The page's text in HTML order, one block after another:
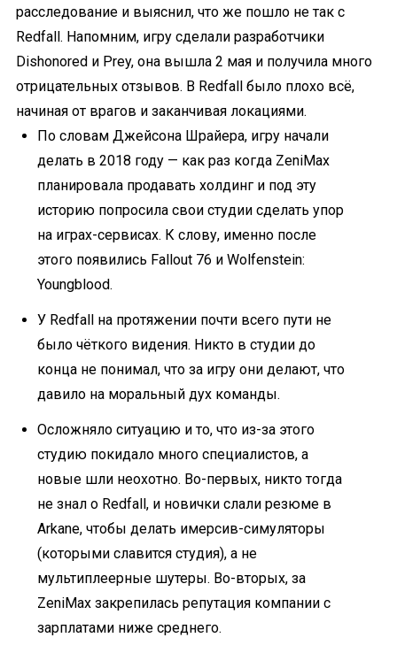
расследование и выяснил, что же пошло не так с
Redfall. Напомним, игру сделали разработчики
Dishonored и Prey, она вышла 2 мая и получила много
отрицательных отзывов. В Redfall было плохо всё,
начиная от врагов и заканчивая локациями.
По словам Джейсона Шрайера, игру начали
делать в 2018 году — как раз когда ZeniMax
планировала продавать холдинг и под эту
историю попросила свои студии сделать упор
на играх-сервисах. К слову, именно после
этого появились Fallout 76 и Wolfenstein:
Youngblood.
У Redfall на протяжении почти всего пути не
было чёткого видения. Никто в студии до
конца не понимал, что за игру они делают, что
давило на моральный дух команды.
Осложняло ситуацию и то, что из-за этого
студию покидало много специалистов, а
новые шли неохотно. Во-первых, никто тогда
не знал о Redfall, и новички слали резюме в
Arkane, чтобы делать имерсив-симуляторы
(которыми славится студия), а не
мультиплеерные шутеры. Во-вторых, за
ZeniMax закрепилась репутация компании с
зарплатами ниже среднего.